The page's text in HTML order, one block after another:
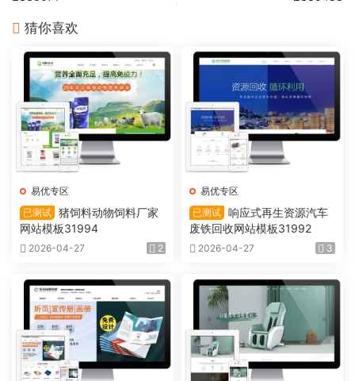
猜你喜欢
易优专区
已测试 猪饲料动物饲料厂家
网站模板31994
2026-04-27 2
易优专区
已测试 响应式再生资源汽车
废铁回收网站模板31992
2026-04-27 3